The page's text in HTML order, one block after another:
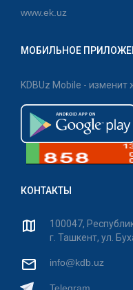
www.ek.uz
МОБИЛЬНОЕ
KDBUz Mobile -
КОНТАКТЫ
100047,
г. Ташкент, ул.
info@kdb.uz
Telegram